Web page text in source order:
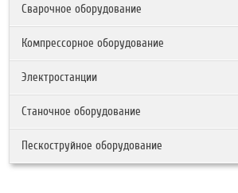
Сварочное оборудование
Компрессорное оборудование
Электростанции
Станочное оборудование
Пескоструйное оборудование